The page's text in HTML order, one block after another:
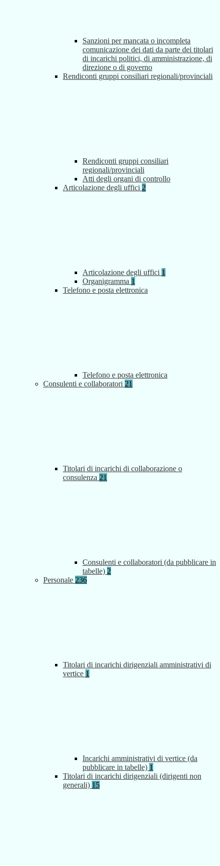
Sanzioni per mancata o incompleta
comunicazione dei dati da parte dei titolari
di incarichi politici, di amministrazione, di
direzione o di governo
Rendiconti gruppi consiliari regionali/provinciali
Rendiconti gruppi consiliari
regionali/provinciali
Atti degli organi di controllo
Articolazione degli uffici 2
Articolazione degli uffici 1
Organigramma 1
Telefono e posta elettronica
Telefono e posta elettronica
Consulenti e collaboratori 21
Titolari di incarichi di collaborazione o
consulenza 21
Consulenti e collaboratori (da pubblicare in
tabelle) 2
Personale 236
Titolari di incarichi dirigenziali amministrativi di
vertice 1
Incarichi amministrativi di vertice (da
pubblicare in tabelle) 1
Titolari di incarichi dirigenziali (dirigenti non
generali) 15